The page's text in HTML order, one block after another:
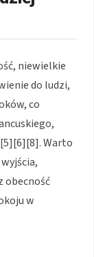
niewielkie
do ludzi,
co
Warto
obecność
w